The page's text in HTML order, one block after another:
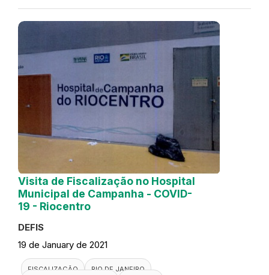
Visita de Fiscalização no Hospital
Municipal de Campanha - COVID-
19 - Riocentro
DEFIS
19 de January de 2021
FISCALIZAÇÃO
RIO DE JANEIRO